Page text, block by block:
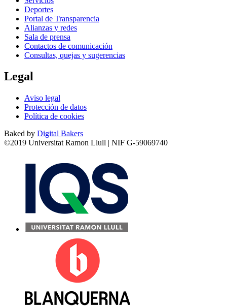
Deportes
Portal de Transparencia
Alianzas y redes
Sala de prensa
Contactos de comunicación
Consultas, quejas y sugerencias
Legal
Aviso legal
Protección de datos
Política de cookies
Baked by Digital Bakers
©2019 Universitat Ramon Llull | NIF G-59069740